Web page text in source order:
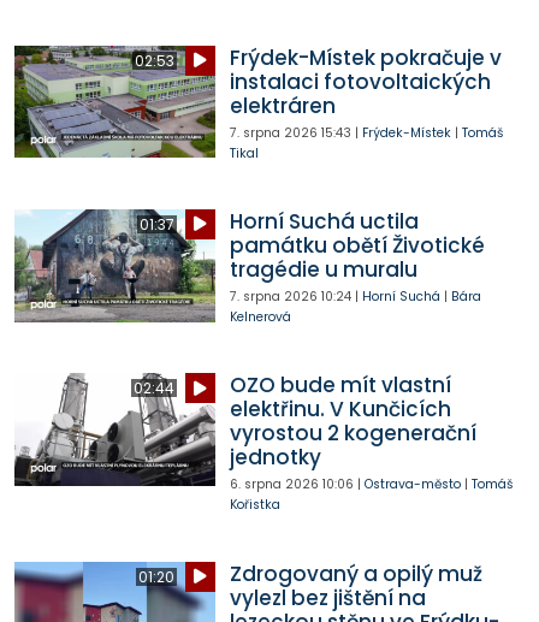
02:53
Frýdek-Místek pokračuje v
instalaci fotovoltaických
elektráren
7. srpna 2026 15:43 | Frýdek-Místek| Tomáš
Tikal
01:37
Horní Suchá uctila
památku obětí Životické
tragédie u muralu
7. srpna 2026 10:24| Horní Suchá | Bára
Kelnerová
02:44
OZO bude mít vlastní
elektřinu. V Kunčicích
vyrostou 2 kogenerační
jednotky
6. srpna 2026 10:06 | Ostrava-město| Tomáš
Kořistka
01:20
Zdrogovaný a opilý muž
vylezl bez jištění na